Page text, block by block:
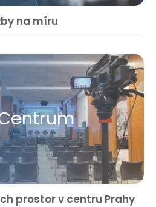
na míru
prostor v centru Prahy